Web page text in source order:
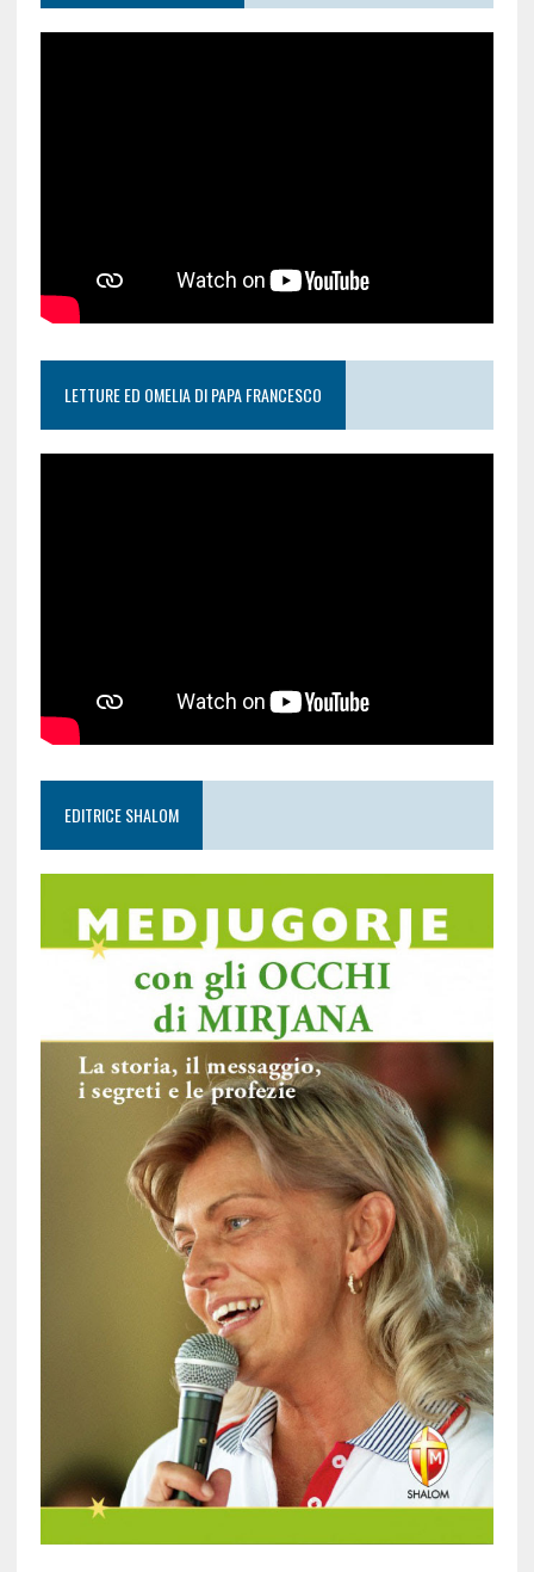
LETTURE ED OMELIA DI PAPA FRANCESCO
EDITRICE SHALOM